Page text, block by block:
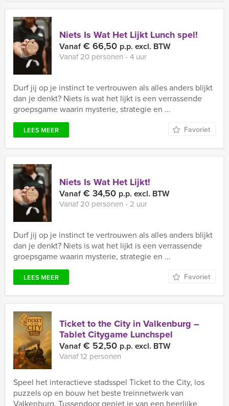
Niets Is Wat Het Lijkt Lunch spel!
Vanaf€ 66,50 p.p. excl. BTW
Vanaf 20 personen ‐ 4 uur
Durf jij op je instinct te vertrouwen als alles anders blijkt
dan je denkt? Niets is wat het lijkt is een verrassende
groepsgame waarin mysterie, strategie en ...
LEES MEER Favoriet
Niets Is Wat Het Lijkt!
Vanaf€ 34,50 p.p. excl. BTW
Vanaf 20 personen ‐ 2 uur
Durf jij op je instinct te vertrouwen als alles anders blijkt
dan je denkt? Niets is wat het lijkt is een verrassende
groepsgame waarin mysterie, strategie en ...
LEES MEER Favoriet
Ticket to the City in Valkenburg –
Tablet Citygame Lunchspel
Vanaf€ 52,50 p.p. excl. BTW
Vanaf 12 personen
Speel het interactieve stadsspel Ticket to the City, los
puzzels op en bouw het beste treinnetwerk van
Valkenburg. Tussendoor geniet je van een heerlijke